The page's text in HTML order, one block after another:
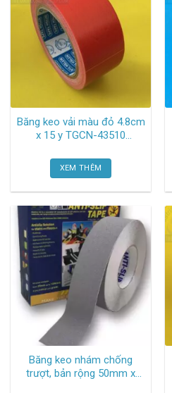
Băng keo vải màu đỏ 4.8cm
x 15 y TGCN-43510
XEM THÊM
Băng keo nhám chống
trượt, bản rộng 50mm x